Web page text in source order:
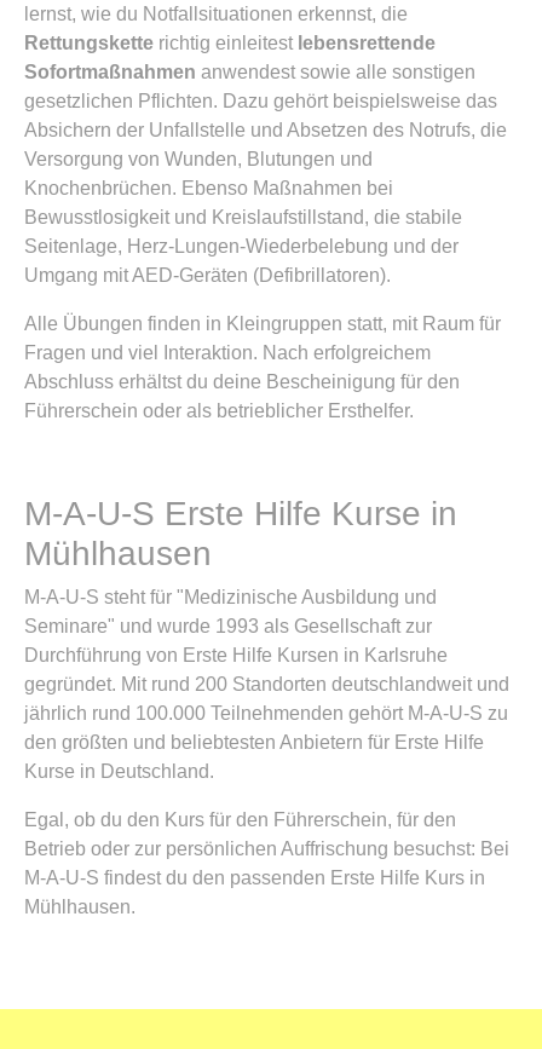
lernst, wie du Notfallsituationen erkennst, die
Rettungskette richtig einleitest lebensrettende
Sofortmaßnahmen anwendest sowie alle sonstigen
gesetzlichen Pflichten. Dazu gehört beispielsweise das
Absichern der Unfallstelle und Absetzen des Notrufs, die
Versorgung von Wunden, Blutungen und
Knochenbrüchen. Ebenso Maßnahmen bei
Bewusstlosigkeit und Kreislaufstillstand, die stabile
Seitenlage, Herz-Lungen-Wiederbelebung und der
Umgang mit AED-Geräten (Defibrillatoren).
Alle Übungen finden in Kleingruppen statt, mit Raum für
Fragen und viel Interaktion. Nach erfolgreichem
Abschluss erhältst du deine Bescheinigung für den
Führerschein oder als betrieblicher Ersthelfer.
M-A-U-S Erste Hilfe Kurse in
Mühlhausen
M-A-U-S steht für "Medizinische Ausbildung und
Seminare" und wurde 1993 als Gesellschaft zur
Durchführung von Erste Hilfe Kursen in Karlsruhe
gegründet. Mit rund 200 Standorten deutschlandweit und
jährlich rund 100.000 Teilnehmenden gehört M-A-U-S zu
den größten und beliebtesten Anbietern für Erste Hilfe
Kurse in Deutschland.
Egal, ob du den Kurs für den Führerschein, für den
Betrieb oder zur persönlichen Auffrischung besuchst: Bei
M-A-U-S findest du den passenden Erste Hilfe Kurs in
Mühlhausen.